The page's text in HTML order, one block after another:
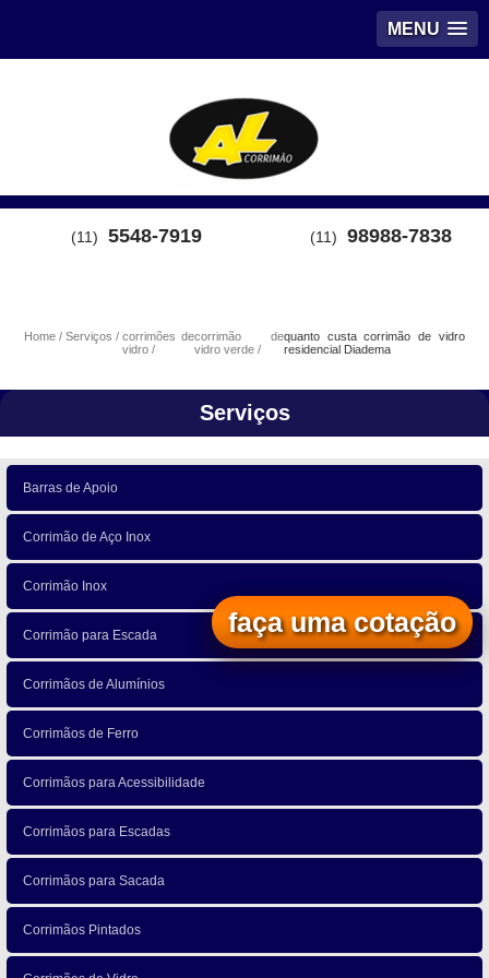
MENU
(11) 5548-7919 (11) 98988-7838
Home Serviços
corrimões de
vidro
corrimão de
vidro verde
quanto custa corrimão de vidro
residencial Diadema
Serviços
Barras de Apoio
Corrimão de Aço Inox
Corrimão Inox
Corrimão para Escada
Corrimãos de Alumínios
Corrimãos de Ferro
Corrimãos para Acessibilidade
Corrimãos para Escadas
Corrimãos para Sacada
Corrimãos Pintados
faça uma cotação